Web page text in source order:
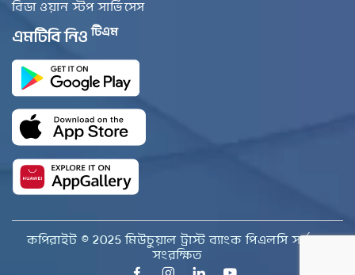
বিডা ওয়ান স্টপ সার্ভিসেস
এমটিবি নিও টিএম
কপিরাইট © 2025 মিউচুয়াল ট্রাস্ট ব্যাংক পিএলসি সর্বস্বত্ব
সংরক্ষিত